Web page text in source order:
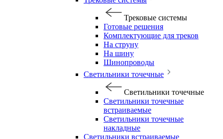
Трековые системы
Готовые решения
Комплектующие для треков
На струну
На шину
Шинопроводы
Светильники точечные
Светильники точечные
Светильники точечные
встраиваемые
Светильники точечные
накладные
Светильники встраиваемые